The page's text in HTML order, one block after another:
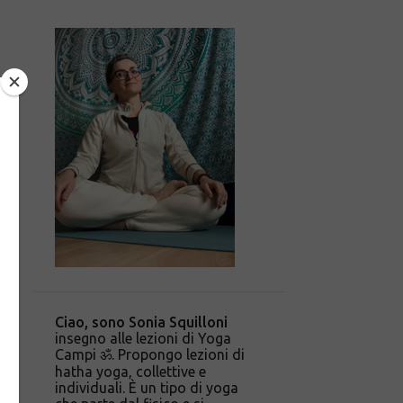
Ciao, sono Sonia Squilloni
insegno alle lezioni di Yoga
Campi ॐ. Propongo lezioni di
hatha yoga, collettive e
individuali. È un tipo di yoga